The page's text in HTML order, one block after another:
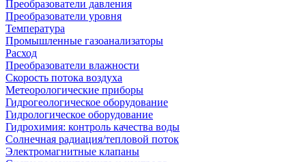
Преобразователи давления
Преобразователи уровня
Температура
Промышленные газоанализаторы
Расход
Преобразователи влажности
Скорость потока воздуха
Метеорологические приборы
Гидрогеологическое оборудование
Гидрологическое оборудование
Гидрохимия: контроль качества воды
Солнечная радиация/тепловой поток
Электромагнитные клапаны